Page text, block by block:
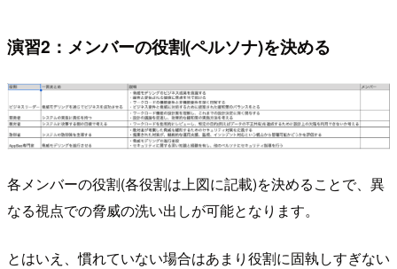
演習2：メンバーの役割(ペルソナ)を決める
各メンバーの役割(各役割は上図に記載)を決めることで、異
なる視点での脅威の洗い出しが可能となります。
とはいえ、慣れていない場合はあまり役割に固執しすぎない